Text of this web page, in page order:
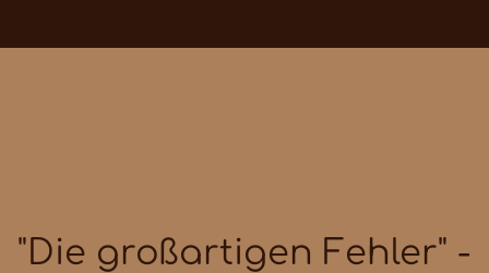
"Die großartigen Fehler" -